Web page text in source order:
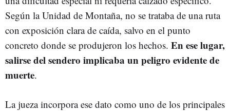
Según la Unidad de Montaña, no se trataba de una ruta
con exposición clara de caída, salvo en el punto
concreto donde se produjeron los hechos. En ese lugar,
salirse del sendero implicaba un peligro evidente de
muerte.
La jueza incorpora ese dato como uno de los principales